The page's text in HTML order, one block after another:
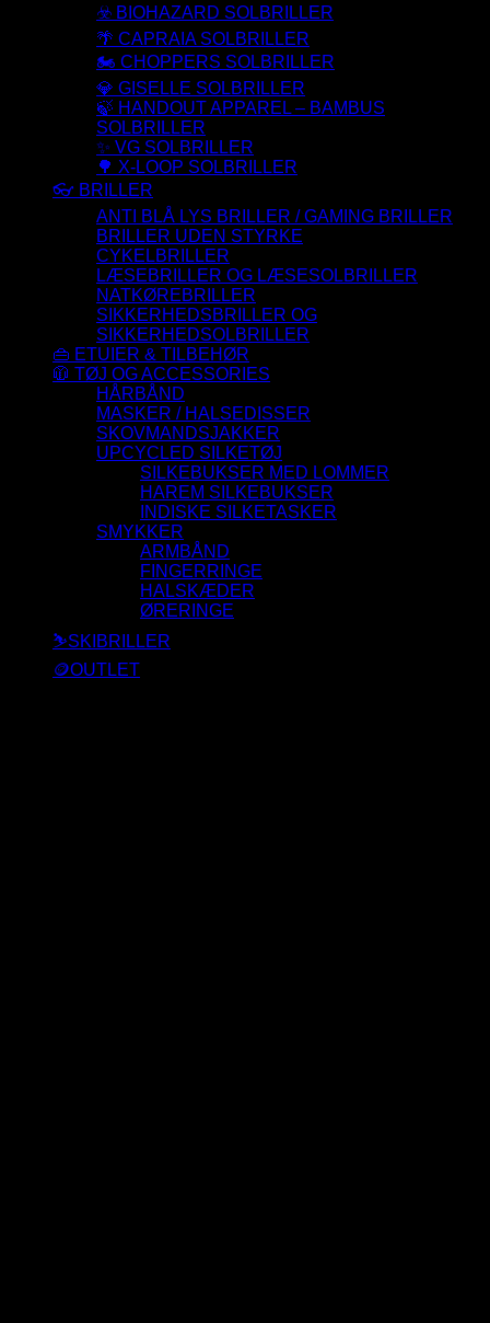
☣️ BIOHAZARD SOLBRILLER
🌴 CAPRAIA SOLBRILLER
🏍️ CHOPPERS SOLBRILLER
💎 GISELLE SOLBRILLER
🍃 HANDOUT APPAREL – BAMBUS
SOLBRILLER
✨ VG SOLBRILLER
🌳 X-LOOP SOLBRILLER
👓 BRILLER
ANTI BLÅ LYS BRILLER / GAMING BRILLER
BRILLER UDEN STYRKE
CYKELBRILLER
LÆSEBRILLER OG LÆSESOLBRILLER
NATKØREBRILLER
SIKKERHEDSBRILLER OG
SIKKERHEDSOLBRILLER
👜 ETUIER & TILBEHØR
🧥 TØJ OG ACCESSORIES
HÅRBÅND
MASKER / HALSEDISSER
SKOVMANDSJAKKER
UPCYCLED SILKETØJ
SILKEBUKSER MED LOMMER
HAREM SILKEBUKSER
INDISKE SILKETASKER
SMYKKER
ARMBÅND
FINGERRINGE
HALSKÆDER
ØRERINGE
⛷️SKIBRILLER
🪙OUTLET